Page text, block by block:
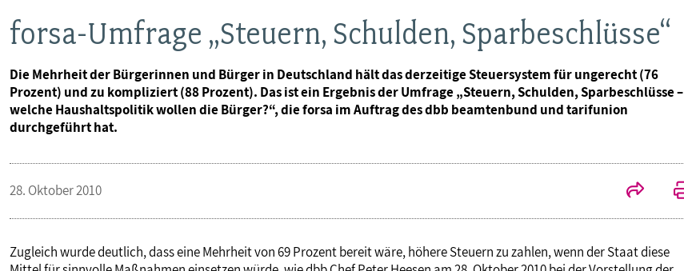
Kontakt
Mitgliedsgewerkschaften
AUSBILDUNGSINFORMATIONEN
Hochschulen
Jobkompass
INTERNATIONALES
VERANSTALTUNGEN UND SEMINARE
Bundesjugendtag
Ideencampus
Parlamentarisches Sommerfest
MITGLIEDSCHAFT & SERVICE
Vorsorgewerk
Vorteilswelt
forsa-Umfrage „Steuern, Schulden, Sparbeschlüsse“
Die Mehrheit der Bürgerinnen und Bürger in Deutschland hält das derzeitige Steuersystem für ungerecht (76
Prozent) und zu kompliziert (88 Prozent). Das ist ein Ergebnis der Umfrage „Steuern, Schulden, Sparbeschlüsse –
welche Haushaltspolitik wollen die Bürger?“, die forsa im Auftrag des dbb beamtenbund und tarifunion
durchgeführt hat.
28. Oktober 2010
Zugleich wurde deutlich, dass eine Mehrheit von 69 Prozent bereit wäre, höhere Steuern zu zahlen, wenn der Staat diese